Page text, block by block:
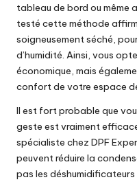
tableau de bord ou même
testé cette méthode
soigneusement séché,
d’humidité. Ainsi, vous
économique, mais
confort de votre espace
Il est fort probable que
geste est vraiment
spécialiste chez DPF
peuvent réduire la
pas les